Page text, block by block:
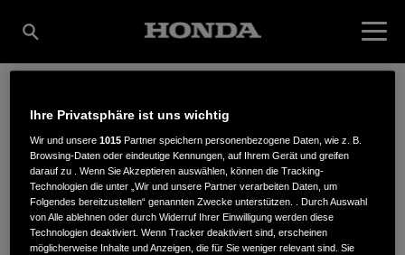
BOHLING & EISELE
GMBH
Ihre Privatsphäre ist uns wichtig
Wir und unsere1015 Partner speichern personenbezogene Daten, wie z. B.
Browsing-Daten oder eindeutige Kennungen, auf Ihrem Gerät und greifen
darauf zu . Wenn Sie Akzeptieren auswählen, können die Tracking-
Technologien die unter „Wir und unsere Partner verarbeiten Daten, um
Folgendes bereitzustellen“ genannten Zwecke unterstützen. . Durch Auswahl
von Alle ablehnen oder durch Widerruf Ihrer Einwilligung werden diese
Technologien deaktiviert. Wenn Tracker deaktiviert sind, erscheinen
möglicherweise Inhalte und Anzeigen, die für Sie weniger relevant sind. Sie